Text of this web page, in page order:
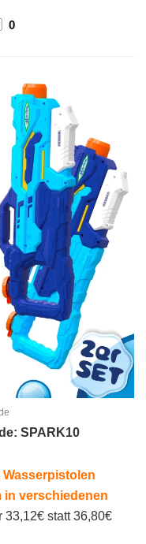
0
SPARK10
Wasserpistolen
in verschiedenen
33,12€ statt 36,80€